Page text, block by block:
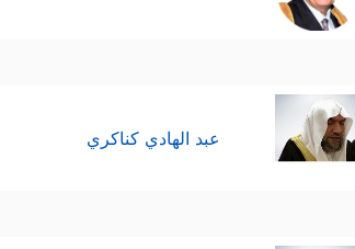
عبد الهادي كناكري